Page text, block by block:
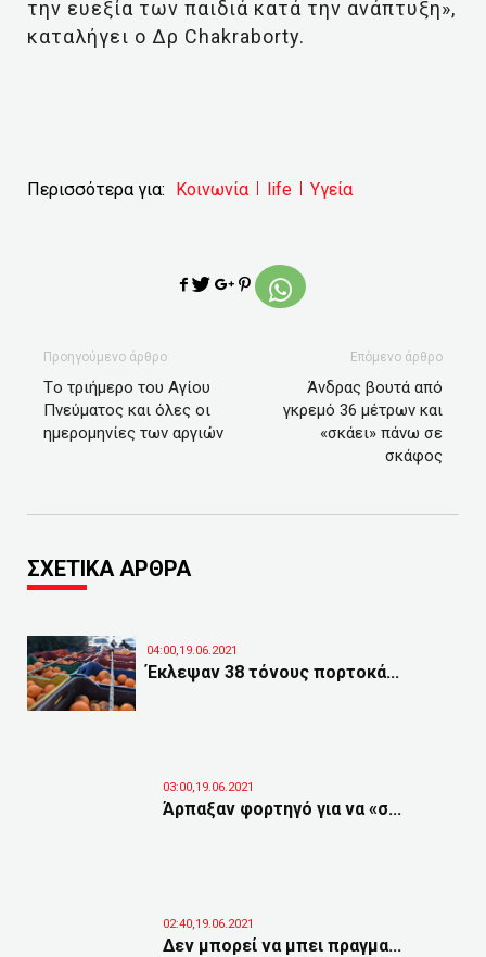
την ευεξία των παιδιά κατά την ανάπτυξη»,
καταλήγει ο Δρ Chakraborty.
Περισσότερα για: Κοινωνία life Υγεία
Προηγούμενο άρθρο
Tο τριήμερο του Αγίου
Πνεύματος και όλες οι
ημερομηνίες των αργιών
Επόμενο άρθρο
Άνδρας βουτά από
γκρεμό 36 μέτρων και
«σκάει» πάνω σε
σκάφος
ΣΧΕΤΙΚΑ ΑΡΘΡΑ
04:00,19.06.2021
Έκλεψαν 38 τόνους πορτοκά...
03:00,19.06.2021
Άρπαξαν φορτηγό για να «σ...
02:40,19.06.2021
Δεν μπορεί να μπει πραγμα...